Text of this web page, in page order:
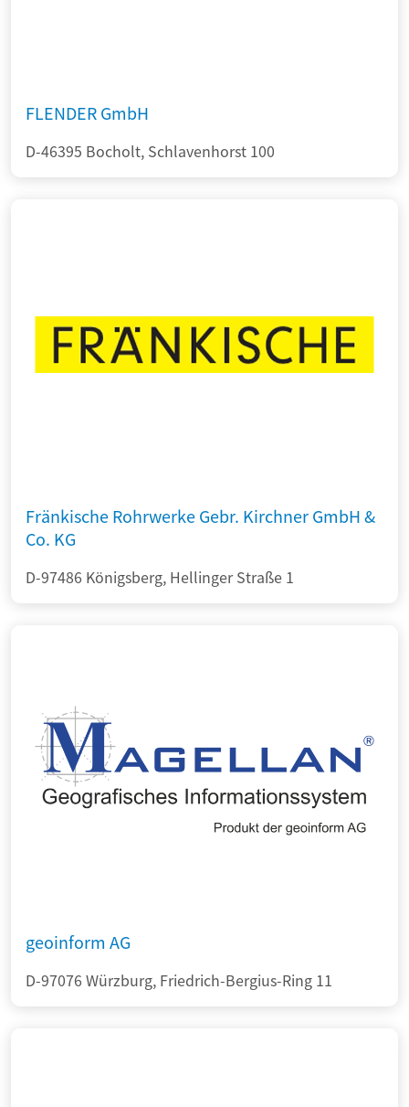
FLENDER GmbH
D-46395 Bocholt, Schlavenhorst 100
Fränkische Rohrwerke Gebr. Kirchner GmbH &
Co. KG
D-97486 Königsberg, Hellinger Straße 1
geoinform AG
D-97076 Würzburg, Friedrich-Bergius-Ring 11